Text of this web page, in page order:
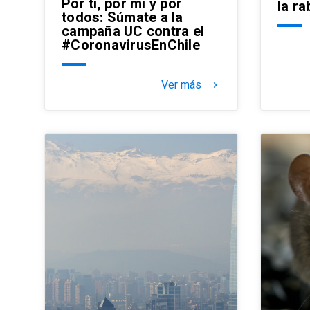
todos: Súmate a la
campaña UC contra el
#CoronavirusEnChile
Ver más keyboard_arrow_right
la